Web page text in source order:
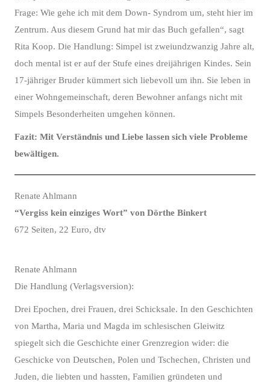
Frage: Wie gehe ich mit dem Down- Syndrom um, steht hier im
Zentrum. Aus diesem Grund hat mir das Buch gefallen“, sagt
Rita Koop. Die Handlung: Simpel ist zweiundzwanzig Jahre alt,
doch mental ist er auf der Stufe eines dreijährigen Kindes. Sein
17-jähriger Bruder kümmert sich liebevoll um ihn. Sie leben in
einer Wohngemeinschaft, deren Bewohner anfangs nicht mit
Simpels Besonderheiten umgehen können.
Fazit: Mit Verständnis und Liebe lassen sich viele Probleme
bewältigen.
Renate Ahlmann
“Vergiss kein einziges Wort” von Dörthe Binkert
672 Seiten, 22 Euro, dtv
Renate Ahlmann
Die Handlung (Verlagsversion):
Drei Epochen, drei Frauen, drei Schicksale. In den Geschichten
von Martha, Maria und Magda im schlesischen Gleiwitz
spiegelt sich die Geschichte einer Grenzregion wider: die
Geschicke von Deutschen, Polen und Tschechen, Christen und
Juden, die liebten und hassten, Familien gründeten und